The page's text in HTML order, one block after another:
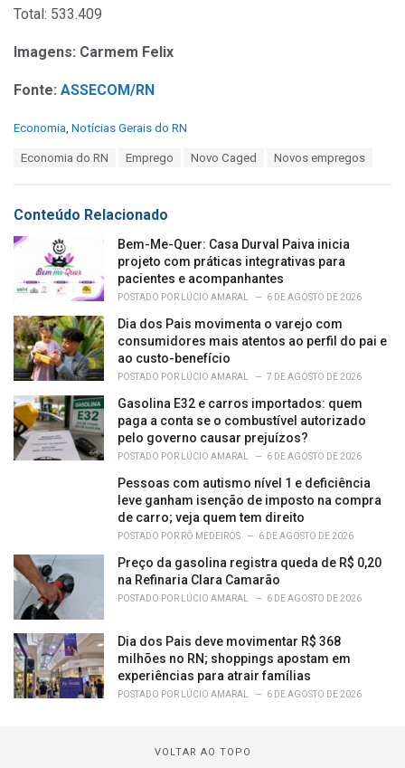
Total: 533.409
Imagens: Carmem Felix
Fonte: ASSECOM/RN
C
o
r
i
Economia Notícias Gerais do RN
:
Economia do RN Emprego Novo Caged Novos empregos
Conteúdo Relacionado
Bem-Me-Quer: Casa Durval Paiva inicia
projeto com práticas integrativas para
pacientes e acompanhantes
POSTADO POR LÚCIO AMARAL 6 DE AGOSTO DE 2026
Dia dos Pais movimenta o varejo com
consumidores mais atentos ao perfil do pai e
ao custo-benefício
POSTADO POR LÚCIO AMARAL 7 DE AGOSTO DE 2026
Gasolina E32 e carros importados: quem
paga a conta se o combustível autorizado
pelo governo causar prejuízos?
POSTADO POR LÚCIO AMARAL 6 DE AGOSTO DE 2026
Pessoas com autismo nível 1 e deficiência
leve ganham isenção de imposto na compra
de carro; veja quem tem direito
POSTADO POR RÔ MEDEIROS 6 DE AGOSTO DE 2026
Preço da gasolina registra queda de R$ 0,20
na Refinaria Clara Camarão
POSTADO POR LÚCIO AMARAL 6 DE AGOSTO DE 2026
Dia dos Pais deve movimentar R$ 368
milhões no RN; shoppings apostam em
experiências para atrair famílias
POSTADO POR LÚCIO AMARAL 6 DE AGOSTO DE 2026
VOLTAR AO TOPO